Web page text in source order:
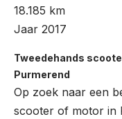
18.185 km
Jaar 2017
Tweedehands
Purmerend
Op zoek naar een
scooter of motor in